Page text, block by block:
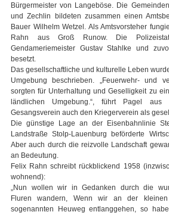
Bürgermeister von Langeböse. Die
und Zechlin bildeten zusammen einen
Bauer Wilhelm Wetzel. Als Amtsvorsteher
Rahn aus Groß Runow. Die
Gendameriemeister Gustav Stahlke und
besetzt.
Das gesellschaftliche und kulturelle Leben
Umgebung beschrieben. „Feuerwehr- und
sorgten für Unterhaltung und Geselligkeit zu
ländlichen Umgebung.“, führt Pagel
Gesangsverein auch den Kriegerverein als
Die günstige Lage an der Eisenbahnlinie
Landstraße Stolp-Lauenburg beförderte
Aber auch durch die reizvolle Landschaft
an Bedeutung.
Felix Rahn schreibt rückblickend 1958
wohnend):
„Nun wollen wir in Gedanken durch die
Fluren wandern, Wenn wir an der
sogenannten Heuweg entlanggehen, so